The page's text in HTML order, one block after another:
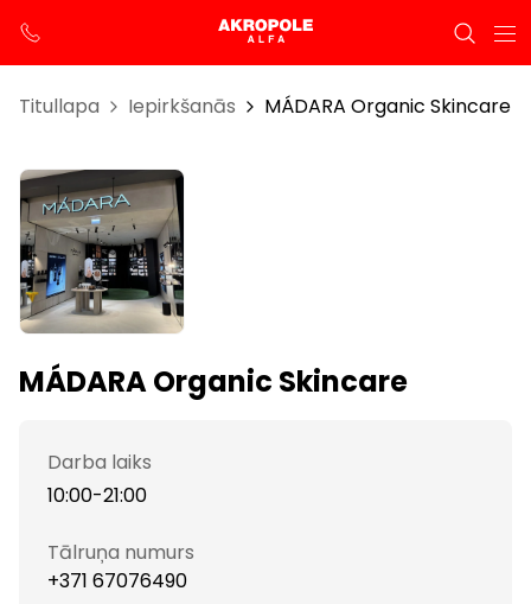
Titullapa Iepirkšanās MÁDARA Organic Skincare
MÁDARA Organic Skincare
Darba laiks
10:00-21:00
Tālruņa numurs
+371 67076490